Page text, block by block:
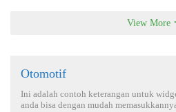
View More
Otomotif
Ini adalah contoh keterangan untuk
anda bisa dengan mudah